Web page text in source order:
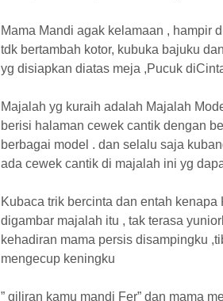
Mama Mandi agak kelamaan , hampir
tdk bertambah kotor, kubuka bajuku
yg disiapkan diatas meja ,Pucuk
Majalah yg kuraih adalah Majalah
berisi halaman cewek cantik dengan
berbagai model . dan selalu saja
ada cewek cantik di majalah ini yg
Kubaca trik bercinta dan entah
digambar majalah itu , tak terasa
kehadiran mama persis disampingku
mengecup keningku
” giliran kamu mandi Fer” dan mama